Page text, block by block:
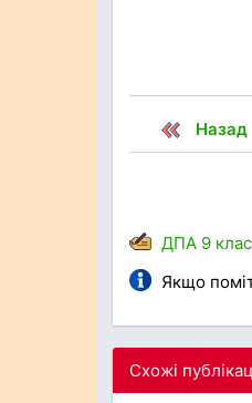
Назад
ДПА 9 клас
Якщо
Схожі